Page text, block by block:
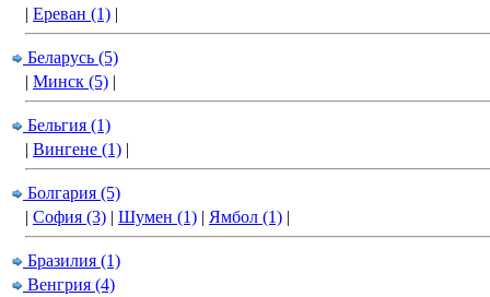
| Ереван (1) |
Беларусь (5)
| Минск (5) |
Бельгия (1)
| Вингене (1) |
Болгария (5)
| София (3) | Шумен (1) | Ямбол (1) |
Бразилия (1)
Венгрия (4)